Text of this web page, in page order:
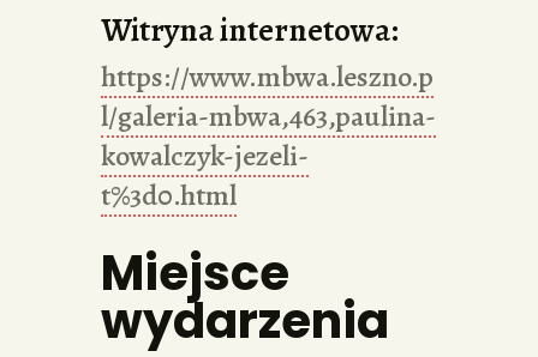
Witryna internetowa:
https://www.mbwa.leszno.p
l/galeria-mbwa,463,paulina-
kowalczyk-jezeli-
t%3d0.html
Miejsce
wydarzenia